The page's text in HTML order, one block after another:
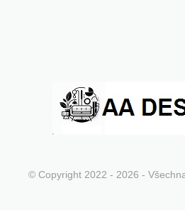
© Copyright 2022 - 2026 -